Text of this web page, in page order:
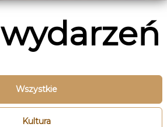
wydarzeń
Wszystkie
Kultura